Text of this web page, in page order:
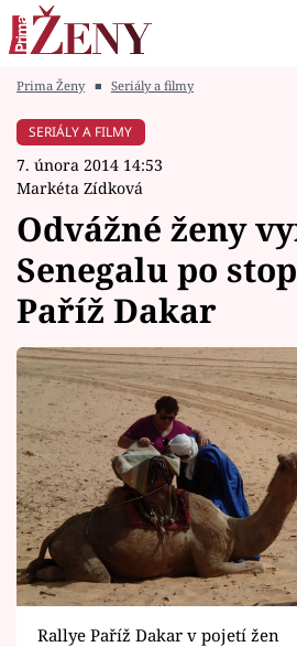
Módní alarm
Témata
Celebrity
Vztahy
Seriály
Horoskopy
Sledujte prima+
Filmový festival Karlovy
Prima Ženy ■ Seriály a filmy
SERIÁLY A FILMY
7. února 2014 14:53
Markéta Zídková
Odvážné ženy
Senegalu po
Paříž Dakar
Rallye Paříž Dakar v pojetí žen